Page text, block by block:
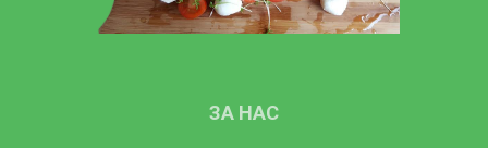
ЗА НАС